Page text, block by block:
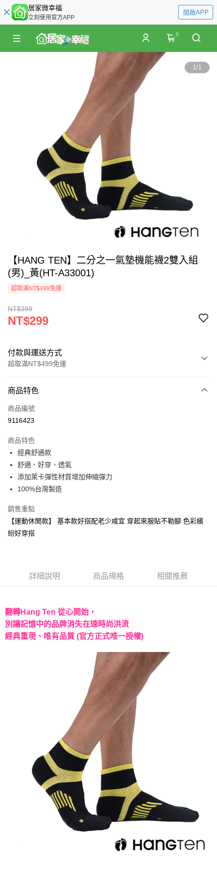
居家微幸福
立刻使用官方APP
開啟APP
0
1/1
【HANG TEN】二分之一氣墊機能襪2雙入組
(男)_黃(HT-A33001)
超取滿NT$499免運
NT$399
NT$299
付款與運送方式
超取滿NT$499免運
信用卡一次付款
超商取貨付款
Apple Pay
街口支付
悠遊付
Google Pay
AFTEE先享後付
相關說明
１．簡單：不需註冊會員、不需綁卡、不需儲值。
２．便利：只要手機號碼，簡訊認證，即可結帳。
【「AFTEE先享後付」結帳流程】
１．於結帳方式選擇「AFTEE先享後付」後，將跳轉至「AFTEE先享後付」
結帳頁面，進行簡訊認證並確認金額後，即可完成結帳。
２．訂單成立數日內，您將收到繳費通知簡訊。
３．收到繳費通知簡訊後14天內，點擊此簡訊中的連結，可透過四大超商／
※ 請注意：結帳手續完成當下不需立刻繳費，但若您需要取消訂單，請聯絡
購買商品的店家。未經商家同意取消之訂單仍視為有效，需透過AFTEE先享
※ 交易是否成功請以「AFTEE先享後付 」之結帳頁面顯示為準，若有關於
是否繳費成功／繳費後需取消欲退款等相關疑問，請聯繫「AFTEE先享後付
https://netprotections.freshdesk.com/support/home
１．透過由恩沛科技股份有限公司提供之「AFTEE先享後付」服務完成之交
易，需依本服務之必要範圍內提供個人資料，並將交易相關給付款項請求債
權轉讓予恩沛科技股份有限公司。
２．關於個人資料處理事宜，請瀏覽以下網址：
https://aftee.tw/terms/#terms3
３．未成年的使用者請事先徵得法定代理人或監護人之同意方可使用
「AFTEE先享後付」，若未經同意申辦者引起之損失，本公司不負相關責
４．使用「AFTEE先享後付」時，將依據個別帳號之用戶狀況，依本公司即
時審查核予不同之上限額度；若仍有額度不足之情形，本公司將視審查結果
請求用戶進行身份認證。
５．嚴禁一人註冊多個帳號或使用他人資訊註冊。若發現惡意使用之情形，
恩沛科技股份有限公司將有權停止該用戶之使用額度並採取法律行動。
運送方式
7-11取貨付款
每筆NT$60，滿NT$499(含以上)免運費
每筆NT$60，滿NT$499(含以上)免運費
商品特色
商品編號
9116423
商品特色
經典舒適款
舒適、好穿、透氣
添加萊卡彈性材質增加伸縮彈力
100%台灣製造
銷售重點
【運動休閒款】 基本款好搭配老少咸宜 穿起來服貼不勒腳 色彩繽
紛好穿搭
詳細說明 商品規格 相關推薦
翻轉Hang Ten 從心開始，
別讓記憶中的品牌消失在速時尚洪流
經典重現、唯有品質 (官方正式唯一授權)